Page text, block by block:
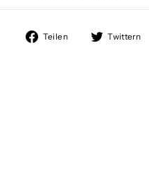
Teilen
Auf
Facebook
Twittern